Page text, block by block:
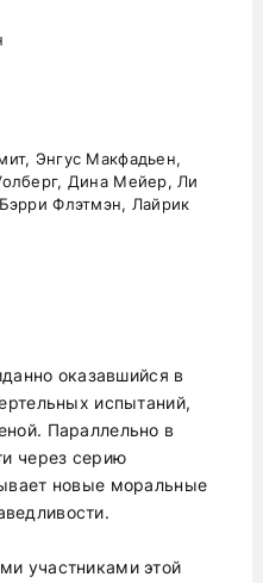
Энгус Макфадьен,
Дина Мейер, Ли
Флэтмэн, Лайрик
оказавшийся в
испытаний,
Параллельно в
через серию
новые моральные
участниками этой